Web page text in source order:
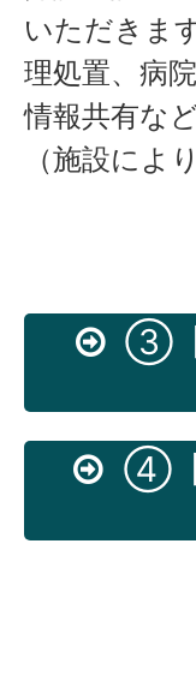
いただきま
理処置、病
情報共有など
（施設によ
③【
④【